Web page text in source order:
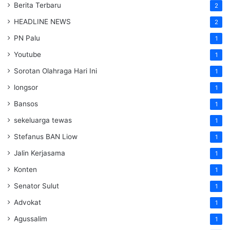
Berita Terbaru 2
HEADLINE NEWS 2
PN Palu 1
Youtube 1
Sorotan Olahraga Hari Ini 1
longsor 1
Bansos 1
sekeluarga tewas 1
Stefanus BAN Liow 1
Jalin Kerjasama 1
Konten 1
Senator Sulut 1
Advokat 1
Agussalim 1